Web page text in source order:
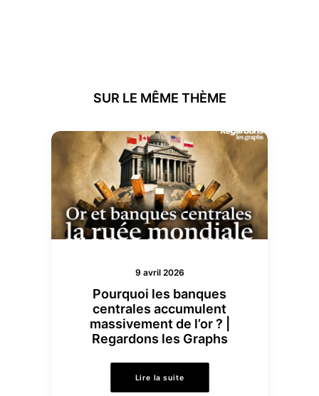
SUR LE MÊME THÈME
9 avril 2026
Pourquoi les banques
centrales accumulent
massivement de l’or ? |
Regardons les Graphs
Lire la suite